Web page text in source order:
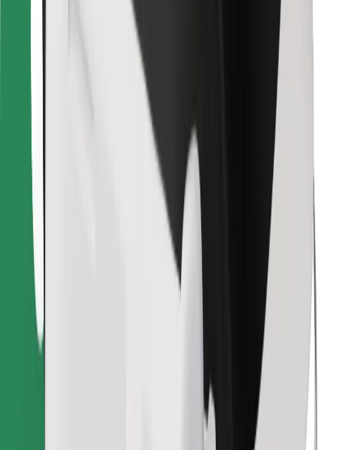
Proveedores
Términos y Condiciones
Consigue un viaje en minutos
Descargar la app de Bolt
Encuentra tu comida favorita
Descargar la app de Bolt Food